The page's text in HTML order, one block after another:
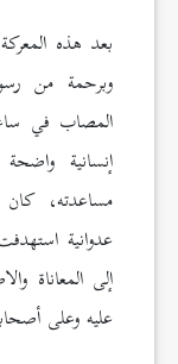
بعد هذه
وبرحمة من
المصاب في
إنسانية
مساعدته،
عدوانية
إلى المعاناة
عليه وعلى